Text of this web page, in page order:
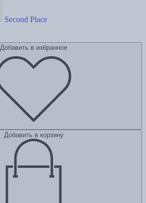
Second Place
Добавить в избранное
Добавить в корзину